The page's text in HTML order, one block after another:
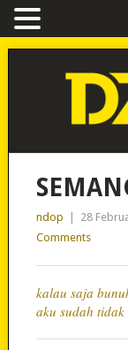
ndop 28
Comments
kalau saja
aku sudah